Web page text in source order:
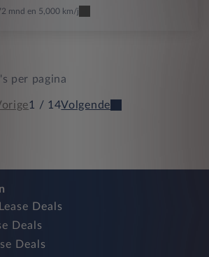
mnd en 5,000 km/j
per pagina
1 / 14Volgende
Deals
Deals
Deals